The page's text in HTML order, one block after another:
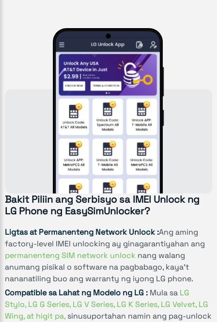
Bakit Piliin ang Serbisyo sa IMEI Unlock ng
LG Phone ng EasySimUnlocker?
Ligtas at Permanenteng Network Unlock :Ang aming
factory-level IMEI unlocking ay ginagarantiyahan ang
permanenteng SIM network unlock nang walang
anumang pisikal o software na pagbabago, kaya’t
nananatiling buo ang warranty ng iyong LG phone.
Compatible sa Lahat ng Modelo ng LG : Mula sa LG
Stylo, LG G Series, LG V Series, LG K Series, LG Velvet, LG
Wing, at higit pa, sinusuportahan namin ang pag-unlock